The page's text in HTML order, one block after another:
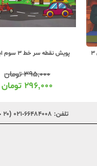
مبتکران کارما املای دوست داشتنی 3
پویش نقطه سر خط 3 سوم ابتدایی
۳۹۵,۰۰۰تومان
۲۹۶,۰۰۰ تومان
تلفن: ۶۶۴۸۴۰۰۸-۰۲۱ (۲۰ خط)